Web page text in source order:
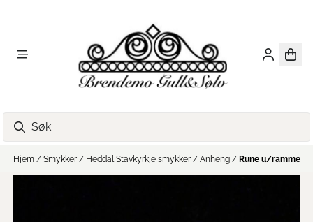
Hjem / Smykker / Heddal Stavkyrkje smykker / Anheng / Rune u/ramme